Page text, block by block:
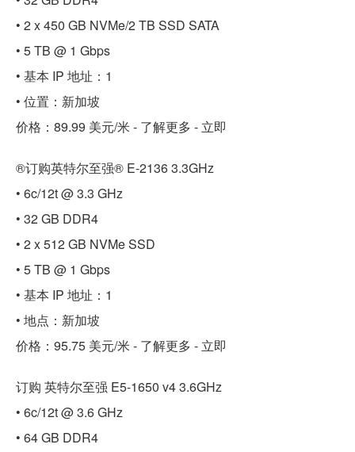
• 2 x 450 GB NVMe/2 TB SSD SATA
• 5 TB @ 1 Gbps
• 基本 IP 地址：1
• 位置：新加坡
价格：89.99 美元/米 - 了解更多 - 立即
®订购英特尔至强® E-2136 3.3GHz
• 6c/12t @ 3.3 GHz
• 32 GB DDR4
• 2 x 512 GB NVMe SSD
• 5 TB @ 1 Gbps
• 基本 IP 地址：1
• 地点：新加坡
价格：95.75 美元/米 - 了解更多 - 立即
订购 英特尔至强 E5-1650 v4 3.6GHz
• 6c/12t @ 3.6 GHz
• 64 GB DDR4